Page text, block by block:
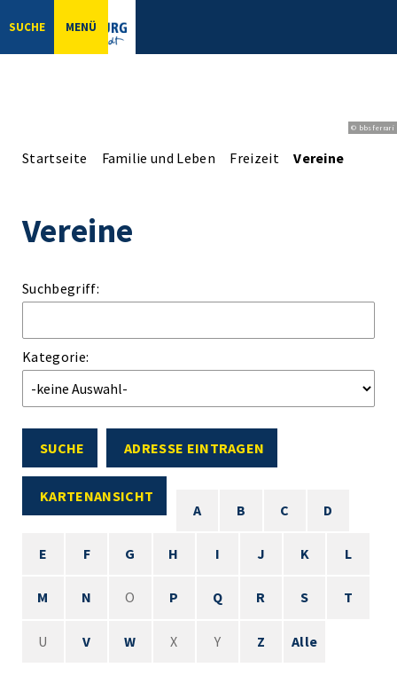
SUCHE MENÜ
© bbsferrari
Startseite Familie und Leben Freizeit Vereine
Vereine
Suchbegriff:
Kategorie:
SUCHE ADRESSE EINTRAGEN
KARTENANSICHT
A
B C D
E F G H I J K L
M N O P Q R S T
U V W X Y Z Alle